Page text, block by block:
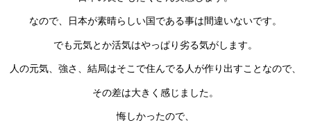
なので、日本が素晴らしい国である事は間違いないです。
でも元気とか活気はやっぱり劣る気がします。
人の元気、強さ、結局はそこで住んでる人が作り出すことなので、
その差は大きく感じました。
悔しかったので、